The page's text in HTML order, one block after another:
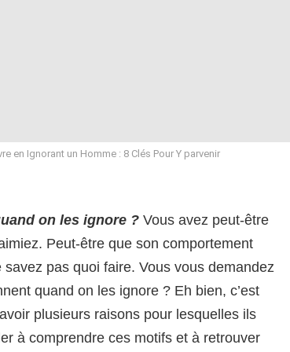
en Ignorant un Homme : 8 Clés Pour Y parvenir
on les ignore ? Vous avez peut-être
Peut-être que son comportement
pas quoi faire. Vous vous demandez
quand on les ignore ? Eh bien, c’est
plusieurs raisons pour lesquelles ils
à comprendre ces motifs et à retrouver